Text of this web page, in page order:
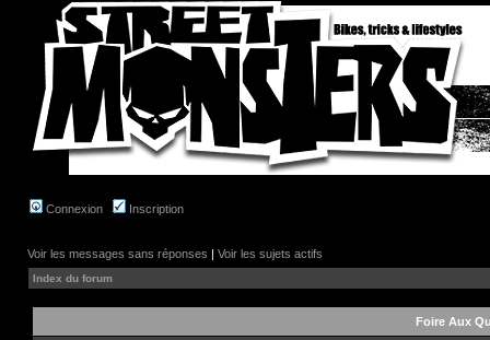
Connexion Inscription
Voir les messages sans réponses | Voir les sujets actifs
Index du forum
Foire Aux